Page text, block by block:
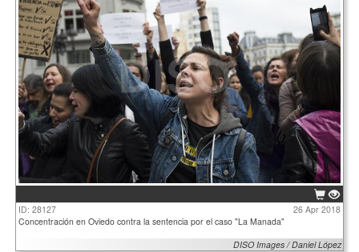
ID: 28127
26 Apr 2018
Concentración en Oviedo contra la sentencia por el caso "La Manada"
DISO Images / Daniel López